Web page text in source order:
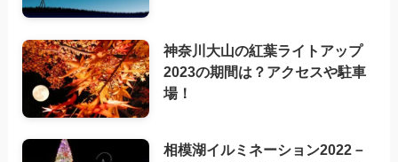
神奈川大山の紅葉ライトアップ
2023の期間は？アクセスや駐車
場！
相模湖イルミネーション2022－